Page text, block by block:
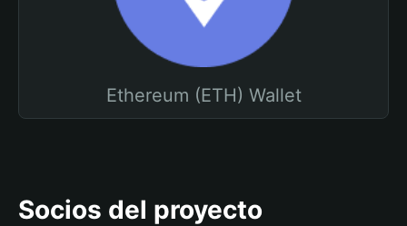
Ethereum (ETH) Wallet
Socios del proyecto